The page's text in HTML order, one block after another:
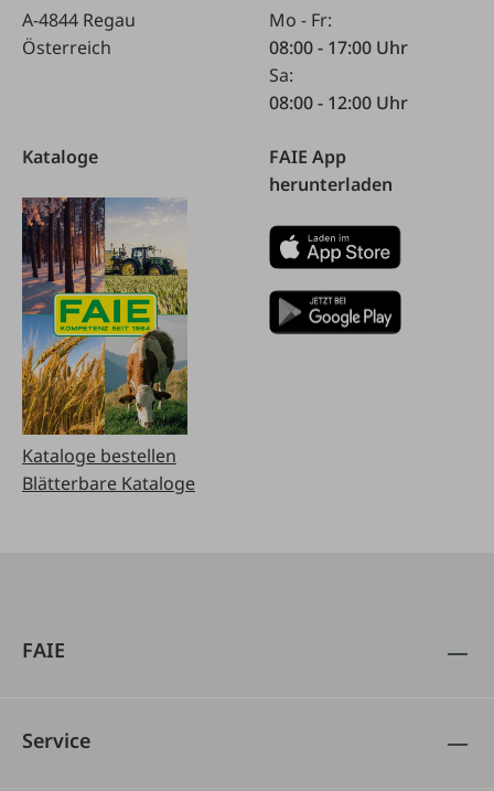
A-4844 Regau
Österreich
Mo - Fr:
08:00 - 17:00 Uhr
Sa:
08:00 - 12:00 Uhr
Kataloge
Kataloge bestellen
Blätterbare Kataloge
FAIE App
herunterladen
FAIE
Service